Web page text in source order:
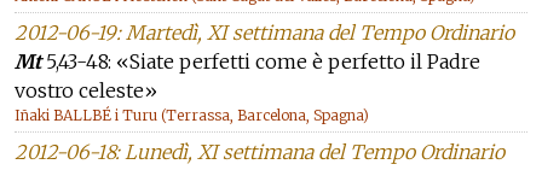
2012-06-19: Martedì, XI settimana del Tempo Ordinario
Mt5,43-48: «Siate perfetti come è perfetto il Padre
vostro celeste»
Iñaki BALLBÉ i Turu (Terrassa, Barcelona, Spagna)
2012-06-18: Lunedì, XI settimana del Tempo Ordinario